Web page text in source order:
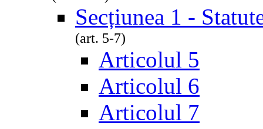
Secțiunea 1 -
(art. 5-7)
Articolul 5
Articolul 6
Articolul 7